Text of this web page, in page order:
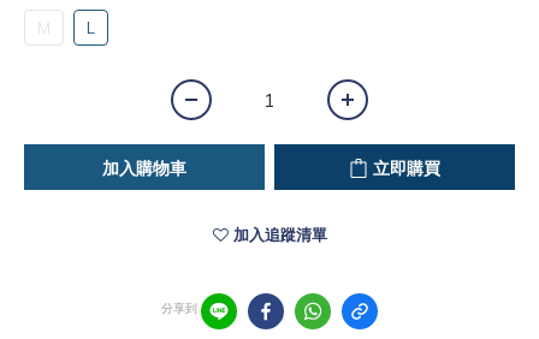
M L
加入購物車 立即購買
加入追蹤清單
分享到